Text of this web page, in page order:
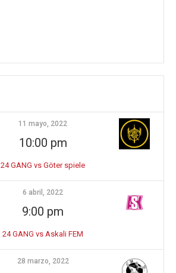
11 mayo, 2022
10:00 pm
24 GANG vs Göter spiele
6 abril, 2022
9:00 pm
24 GANG vs Askali FEM
28 marzo, 2022